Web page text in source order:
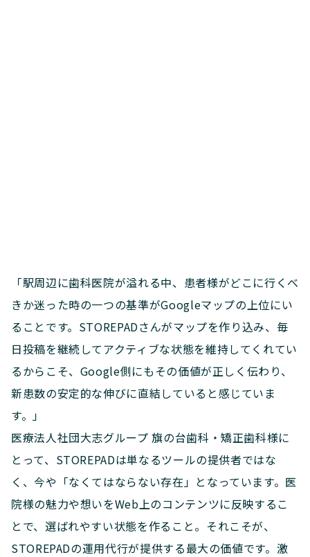
「駅周辺に歯科医院が溢れる中、患者様がどこに行くべ
きか迷った時の一つの基準がGoogleマップの上位にい
ることです。STOREPADさんがマップを作り込み、毎
日投稿を継続してアクティブな状態を維持してくれてい
るからこそ、Google側にもその価値が正しく伝わり、
新患数の安定的な伸びに直結していると感じていま
す。」
医療法人社団大志グループ 旗の台歯科・矯正歯科様に
とって、STOREPADは単なるツールの提供者ではな
く、今や「なくてはならない存在」となっています。医
院様の魅力や想いをWeb上のコンテンツに反映するこ
とで、選ばれやすい状態を作ること。それこそが、
STOREPADの運用代行が提供する最大の価値です。激